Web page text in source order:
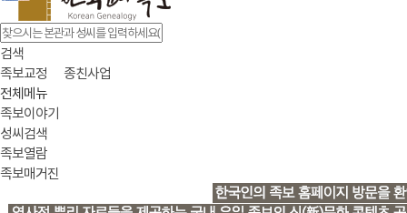
검색
족보교정
종친사업
전체메뉴
족보이야기
성씨검색
족보열람
족보매거진